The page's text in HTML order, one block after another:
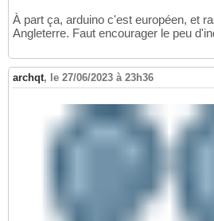
À part ça, arduino c'est européen, et
Angleterre. Faut encourager le peu
archqt, le 27/06/2023 à 23h36